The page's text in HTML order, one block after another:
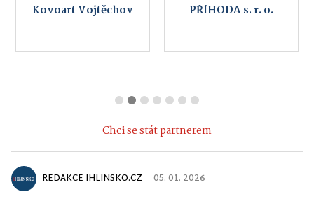
Kovoart Vojtěchov PŘÍHODA s. r. o.
Chci se stát partnerem
REDAKCE IHLINSKO.CZ 05. 01. 2026